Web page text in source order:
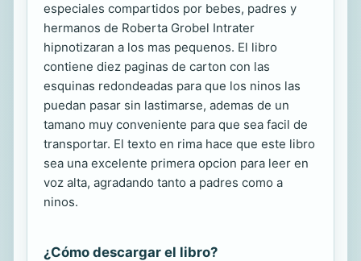
especiales compartidos por bebes, padres y
hermanos de Roberta Grobel Intrater
hipnotizaran a los mas pequenos. El libro
contiene diez paginas de carton con las
esquinas redondeadas para que los ninos las
puedan pasar sin lastimarse, ademas de un
tamano muy conveniente para que sea facil de
transportar. El texto en rima hace que este libro
sea una excelente primera opcion para leer en
voz alta, agradando tanto a padres como a
ninos.
¿Cómo descargar el libro?